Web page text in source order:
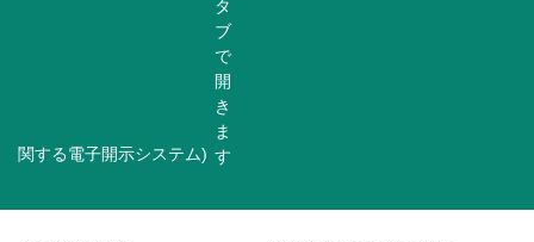
関する電子開示システム)